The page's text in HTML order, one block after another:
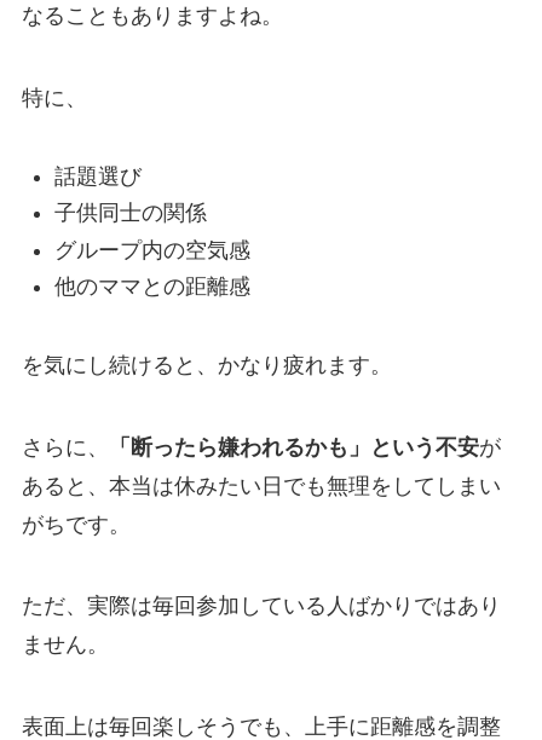
なることもありますよね。
特に、
話題選び
子供同士の関係
グループ内の空気感
他のママとの距離感
を気にし続けると、かなり疲れます。
さらに、 「断ったら嫌われるかも」という不安が
あると、本当は休みたい日でも無理をしてしまい
がちです。
ただ、実際は毎回参加している人ばかりではあり
ません。
表面上は毎回楽しそうでも、上手に距離感を調整